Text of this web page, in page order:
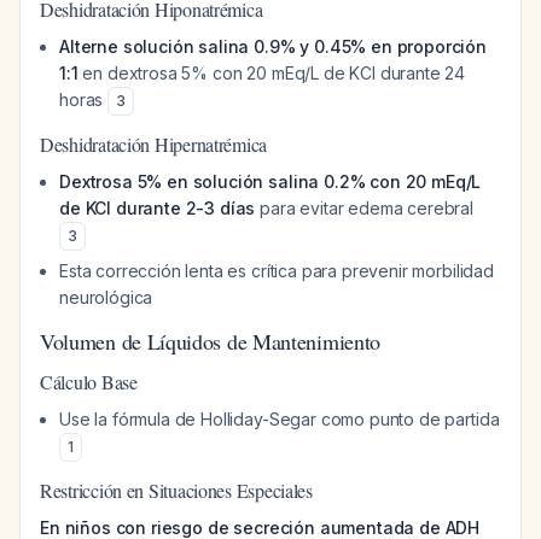
Deshidratación Hiponatrémica
Alterne solución salina 0.9% y 0.45% en proporción
1:1 en dextrosa 5% con 20 mEq/L de KCl durante 24
horas
3
Deshidratación Hipernatrémica
Dextrosa 5% en solución salina 0.2% con 20 mEq/L
de KCl durante 2-3 días para evitar edema cerebral
3
Esta corrección lenta es crítica para prevenir morbilidad
neurológica
Volumen de Líquidos de Mantenimiento
Cálculo Base
Use la fórmula de Holliday-Segar como punto de partida
1
Restricción en Situaciones Especiales
En niños con riesgo de secreción aumentada de ADH